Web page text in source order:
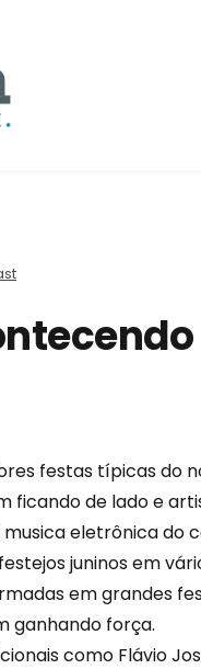
festas típicas do
ficando de lado e
eletrônica do
juninos em
em grandes
ganhando força.
como Flávio